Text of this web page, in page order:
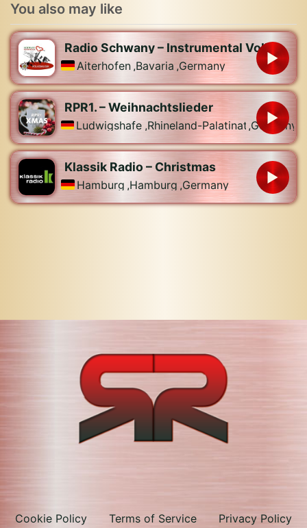
You also may like
Radio Schwany – Instrumental Volksmusik
Aiterhofen ,Bavaria ,Germany
RPR1. – Weihnachtslieder
Ludwigshafen,Rhineland-Palatinate
,Germany
Klassik Radio – Christmas
Hamburg ,Hamburg ,Germany
Cookie Policy Terms of Service Privacy Policy